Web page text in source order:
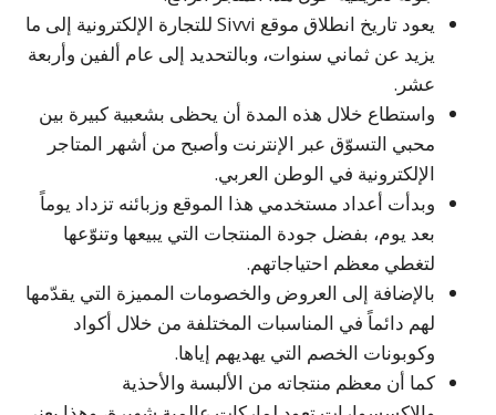
يعود تاريخ انطلاق موقع Sivvi للتجارة الإلكترونية إلى ما
يزيد عن ثماني سنوات، وبالتحديد إلى عام ألفين وأربعة
عشر.
واستطاع خلال هذه المدة أن يحظى بشعبية كبيرة بين
محبي التسوّق عبر الإنترنت وأصبح من أشهر المتاجر
الإلكترونية في الوطن العربي.
وبدأت أعداد مستخدمي هذا الموقع وزبائنه تزداد يوماً
بعد يوم، بفضل جودة المنتجات التي يبيعها وتنوّعها
لتغطي معظم احتياجاتهم.
بالإضافة إلى العروض والخصومات المميزة التي يقدّمها
لهم دائماً في المناسبات المختلفة من خلال أكواد
وكوبونات الخصم التي يهديهم إياها.
كما أن معظم منتجاته من الألبسة والأحذية